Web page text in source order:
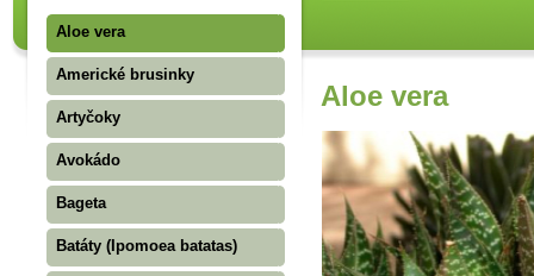
Aloe vera
Americké brusinky
Artyčoky
Avokádo
Bageta
Batáty (Ipomoea batatas)
Aloe vera